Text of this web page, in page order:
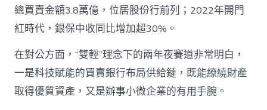
總買賣金額3.8萬億，位居股份行前列；2022年開門
紅時代，銀保中收同比增加超30%。
在對公方面，“雙輕”理念下的兩年夜賽道非常明白，
一是科技賦能的買賣銀行布局供給鏈，既能繚繞財產
取得優質資產，又是辦事小微企業的有用手腕。